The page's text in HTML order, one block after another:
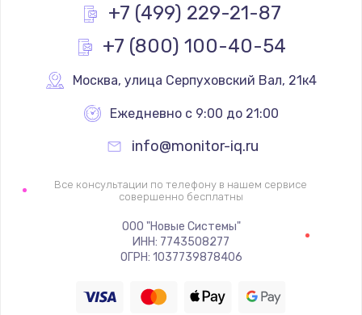
Замена видеокарты
1600 руб.
Заказать
Ремонт цепей питания
2500 руб.
750 руб.
Заказать
Установка драйверов
+7 (499) 229-21-87
+7 (800) 100-40-54
Москва, улица Серпуховский Вал, 21к4
Ежедневно с 9:00 до 21:00
info@monitor-iq.ru
Все консультации по телефону в нашем сервисе
совершенно бесплатны
ООО "Новые Системы"
ИНН: 7743508277
ОГРН: 1037739878406